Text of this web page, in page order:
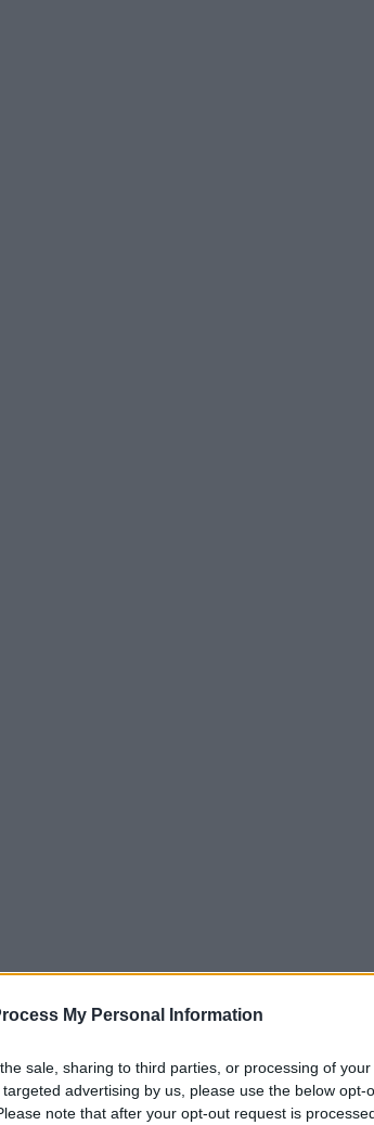
My Personal Information
sale, sharing to third parties, or processing of
advertising by us, please use the below opt-
note that after your opt-out request is